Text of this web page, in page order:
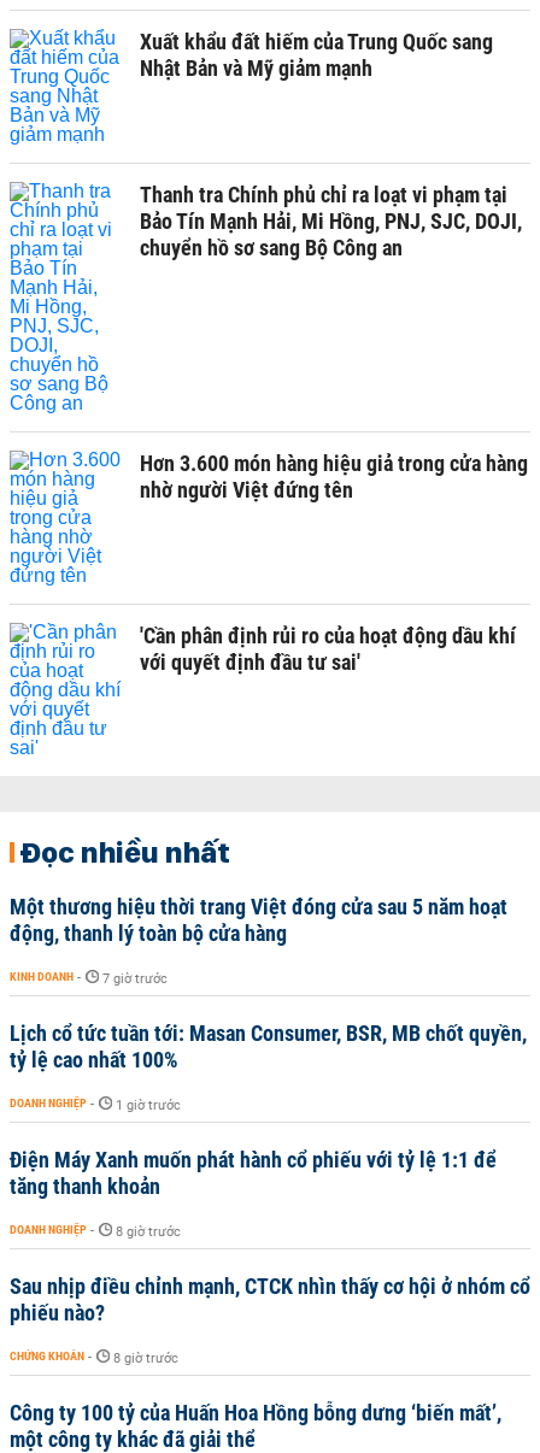
Xuất khẩu đất hiếm của Trung Quốc sang
Nhật Bản và Mỹ giảm mạnh
Thanh tra Chính phủ chỉ ra loạt vi phạm tại
Bảo Tín Mạnh Hải, Mi Hồng, PNJ, SJC, DOJI,
chuyển hồ sơ sang Bộ Công an
Hơn 3.600 món hàng hiệu giả trong cửa hàng
nhờ người Việt đứng tên
'Cần phân định rủi ro của hoạt động dầu khí
với quyết định đầu tư sai'
Đọc nhiều nhất
Một thương hiệu thời trang Việt đóng cửa sau 5 năm hoạt
động, thanh lý toàn bộ cửa hàng
KINH DOANH - 7 giờ trước
Lịch cổ tức tuần tới: Masan Consumer, BSR, MB chốt quyền,
tỷ lệ cao nhất 100%
DOANH NGHIỆP - 1 giờ trước
Điện Máy Xanh muốn phát hành cổ phiếu với tỷ lệ 1:1 để
tăng thanh khoản
DOANH NGHIỆP - 8 giờ trước
Sau nhịp điều chỉnh mạnh, CTCK nhìn thấy cơ hội ở nhóm cổ
phiếu nào?
CHỨNG KHOÁN - 8 giờ trước
Công ty 100 tỷ của Huấn Hoa Hồng bỗng dưng ‘biến mất’,
một công ty khác đã giải thể